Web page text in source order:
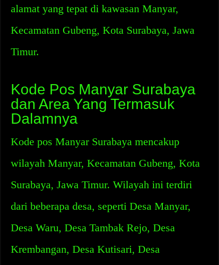
alamat yang tepat di kawasan Manyar,
Kecamatan Gubeng, Kota Surabaya, Jawa
Timur.
Kode Pos Manyar Surabaya
dan Area Yang Termasuk
Dalamnya
Kode pos Manyar Surabaya mencakup
wilayah Manyar, Kecamatan Gubeng, Kota
Surabaya, Jawa Timur. Wilayah ini terdiri
dari beberapa desa, seperti Desa Manyar,
Desa Waru, Desa Tambak Rejo, Desa
Krembangan, Desa Kutisari, Desa